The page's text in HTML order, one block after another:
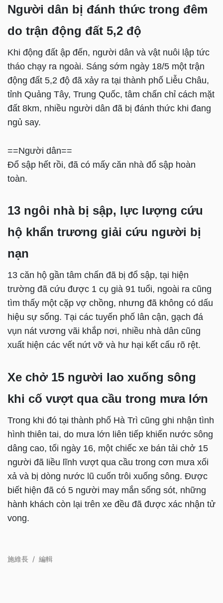
Người dân bị đánh thức trong đêm
do trận động đất 5,2 độ
Khi động đất ập đến, người dân và vật nuôi lập tức
tháo chạy ra ngoài. Sáng sớm ngày 18/5 một trận
động đất 5,2 độ đã xảy ra tại thành phố Liễu Châu,
tỉnh Quảng Tây, Trung Quốc, tâm chấn chỉ cách mặt
đất 8km, nhiều người dân đã bị đánh thức khi đang
ngủ say.
==Người dân==
Đổ sập hết rồi, đã có mấy căn nhà đổ sập hoàn
toàn.
13 ngôi nhà bị sập, lực lượng cứu
hộ khẩn trương giải cứu người bị
nạn
13 căn hộ gần tâm chấn đã bị đổ sập, tại hiện
trường đã cứu được 1 cụ già 91 tuổi, ngoài ra cũng
tìm thấy một cặp vợ chồng, nhưng đã không có dấu
hiệu sự sống. Tại các tuyến phố lân cận, gạch đá
vụn nát vương vãi khắp nơi, nhiều nhà dân cũng
xuất hiện các vết nứt vỡ và hư hại kết cấu rõ rệt.
Xe chở 15 người lao xuống sông
khi cố vượt qua cầu trong mưa lớn
Trong khi đó tại thành phố Hà Trì cũng ghi nhận tình
hình thiên tai, do mưa lớn liên tiếp khiến nước sông
dâng cao, tối ngày 16, một chiếc xe bán tải chở 15
người đã liều lĩnh vượt qua cầu trong cơn mưa xối
xả và bị dòng nước lũ cuốn trôi xuống sông. Được
biết hiện đã có 5 người may mắn sống sót, những
hành khách còn lại trên xe đều đã được xác nhận tử
vong.
施維長 / 編輯